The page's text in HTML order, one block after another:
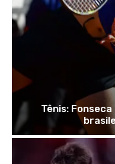
Tênis: